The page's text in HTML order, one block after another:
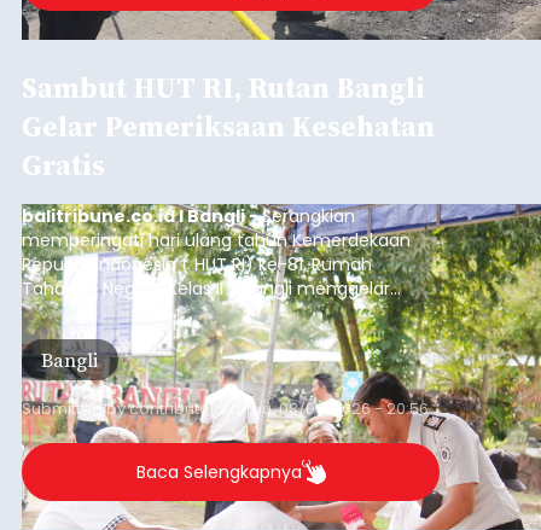
Sambut HUT RI, Rutan Bangli
Gelar Pemeriksaan Kesehatan
Gratis
balitribune.co.id I Bangli -Serangkian
memperingati hari ulang tahun Kemerdekaan
Republik Indonesia ( HUT RI) ke-81, Rumah
Tahanan Negara Kelas II B Bangli menggelar
kegiatan pemeriksaan kesehatan gratis, Rabu
(6/8/2026).
Bangli
Submitted bycontributor Thu, 08/06/2026 - 20:56
Baca Selengkapnya